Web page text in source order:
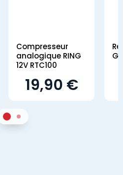
Compresseur
analogique RING
12V RTC100
19,90 €
Sur 22Sur 2